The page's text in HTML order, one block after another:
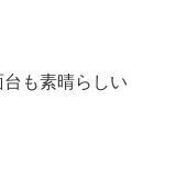
も素晴らしい